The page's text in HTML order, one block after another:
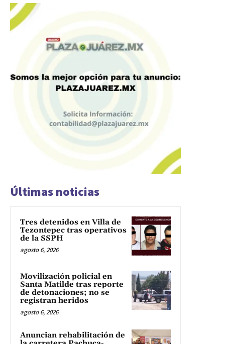
Últimas noticias
Tres detenidos en Villa de
Tezontepec tras operativos
de la SSPH
agosto 6, 2026
Movilización policial en
Santa Matilde tras reporte
de detonaciones; no se
registran heridos
agosto 6, 2026
Anuncian rehabilitación de